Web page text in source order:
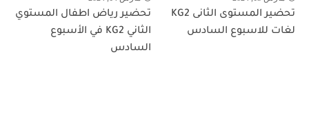
تحضير المستوى الثانى KG2
لغات للاسبوع السادس
تحضير رياض اطفال المستوي
الثاني KG2 في الأسبوع
السادس